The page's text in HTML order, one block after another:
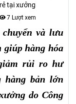
tại xưởng
7 Lượt xem
chuyển và lưu
giúp hàng hóa
rủi ro hư
hàng bản lớn
do Công